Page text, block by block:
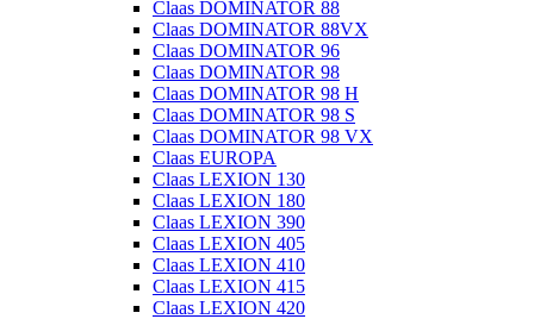
Claas DOMINATOR 88
Claas DOMINATOR 88VX
Claas DOMINATOR 96
Claas DOMINATOR 98
Claas DOMINATOR 98 H
Claas DOMINATOR 98 S
Claas DOMINATOR 98 VX
Claas EUROPA
Claas LEXION 130
Claas LEXION 180
Claas LEXION 390
Claas LEXION 405
Claas LEXION 410
Claas LEXION 415
Claas LEXION 420